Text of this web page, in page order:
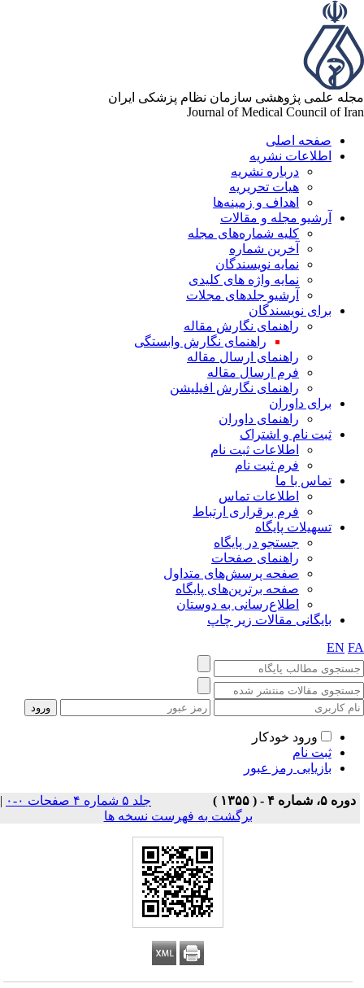
علمی پژوهشی سازمان نظام پزشکی ایران
Journal of Medical Council of
صفحه اصلی
اطلاعات نشریه
درباره نشریه
هیات تحریریه
اهداف و زمینه‌ها
آرشیو مجله و مقالات
کلیه شماره‌های مجله
آخرین شماره
نمایه نویسندگان
نمایه واژه های کلیدی
آرشیو جلدهای مجلات
برای نویسندگان
راهنمای نگارش مقاله
راهنمای نگارش وابستگی
راهنمای ارسال مقاله
فرم ارسال مقاله
راهنمای نگارش افیلیشن
برای داوران
راهنمای داوران
ثبت نام و اشتراک
اطلاعات ثبت نام
فرم ثبت نام
تماس با ما
اطلاعات تماس
فرم برقراری ارتباط
تسهیلات پایگاه
جستجو در پایگاه
راهنمای صفحات
صفحه پرسش‌های متداول
صفحه برترین‌های پایگاه
اطلاع‌رسانی به دوستان
بایگانی مقالات زیر چاپ
EN
ورود خودکار
ثبت نام
بازیابی رمز عبور
دوره ۵، شماره ۴ - ( ۱۳۵۵ ) جلد ۵ شماره ۴ صفحات ۰-۰
|
برگشت به فهرست نسخه ها